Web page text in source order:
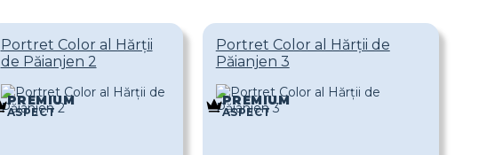
Portret Color al Hărții
de Păianjen 2
PREMIUM
ASPECT
Portret Color al Hărții de
Păianjen 3
PREMIUM
ASPECT